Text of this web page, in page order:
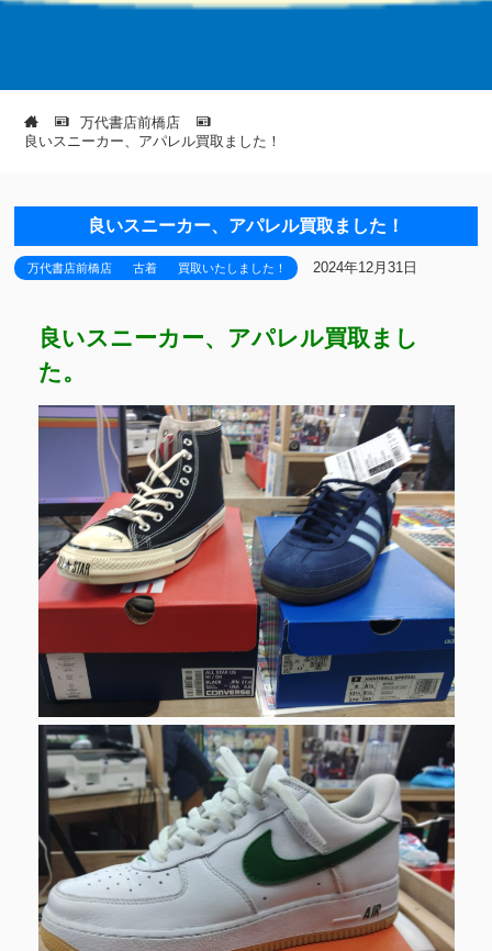
万代書店前橋店
良いスニーカー、アパレル買取ました！
良いスニーカー、アパレル買取ました！
万代書店前橋店 古着 買取いたしました！ 2024年12月31日
良いスニーカー、アパレル買取まし
た。